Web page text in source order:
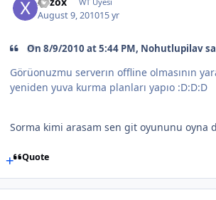
August 9, 201015 yr
On 8/9/2010 at 5:44 PM, Nohutlupilav
Görüonuzmu serverın offline olmasının
yeniden yuva kurma planları yapıo :D:D:D
Sorma kimi arasam sen git oyununu oyna
Quote